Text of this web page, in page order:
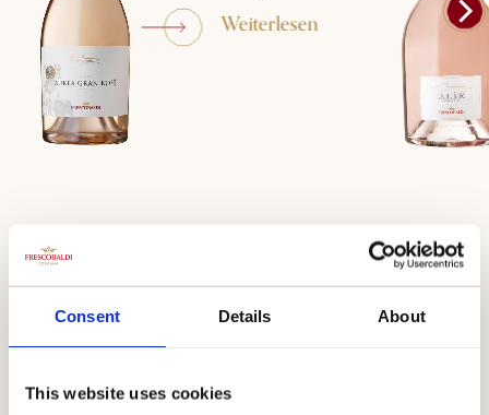
Consent Details About
This website uses cookies
Weiterlesen
Besuchen Sie
Tenuta